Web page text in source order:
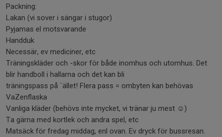
Packning:
Lakan (vi sover i sängar i stugor)
Pyjamas el motsvarande
Handduk
Necessär, ev mediciner, etc
Träningskläder och -skor för både inomhus och utomhus. Det
blir handboll i hallarna och det kan bli
träningspass på `ället! Flera pass = ombyten kan behövas
VaZenflaska
Vanliga kläder (behövs inte mycket, vi tränar ju mest ☺)
Ta gärna med kortlek och andra spel, etc
Matsäck för fredag middag, enl ovan. Ev dryck för bussresan.